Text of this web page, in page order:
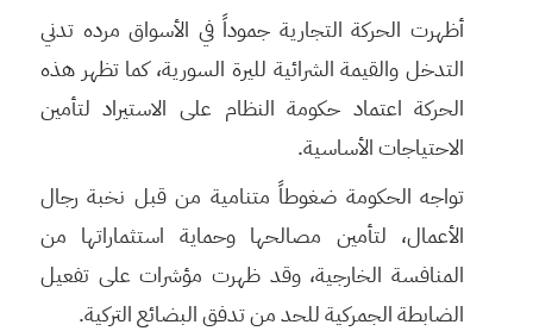
أظهرت الحركة التجارية جموداً في الأسواق مرده تدني
التدخل والقيمة الشرائية لليرة السورية، كما تظهر هذه
الحركة اعتماد حكومة النظام على الاستيراد لتأمين
الاحتياجات الأساسية.
تواجه الحكومة ضغوطاً متنامية من قبل نخبة رجال
الأعمال، لتأمين مصالحها وحماية استثماراتها من
المنافسة الخارجية، وقد ظهرت مؤشرات على تفعيل
الضابطة الجمركية للحد من تدفق البضائع التركية.